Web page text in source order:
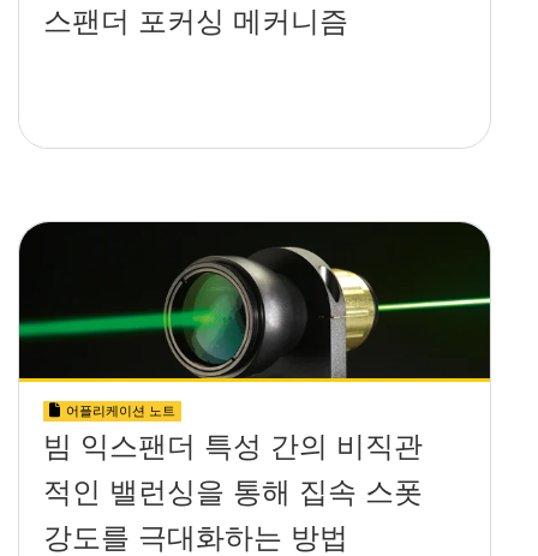
스팬더 포커싱 메커니즘
어플리케이션 노트
빔 익스팬더 특성 간의 비직관
적인 밸런싱을 통해 집속 스폿
강도를 극대화하는 방법